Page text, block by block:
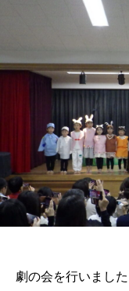
劇の会を行いました